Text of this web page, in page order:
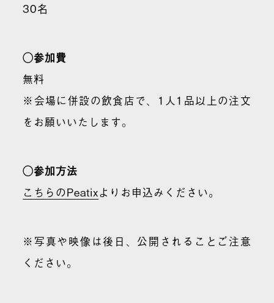
30名
◯参加費
無料
※会場に併設の飲食店で、1人1品以上の注文
をお願いいたします。
◯参加方法
こちらのPeatixよりお申込みください。
※写真や映像は後日、公開されることご注意
ください。